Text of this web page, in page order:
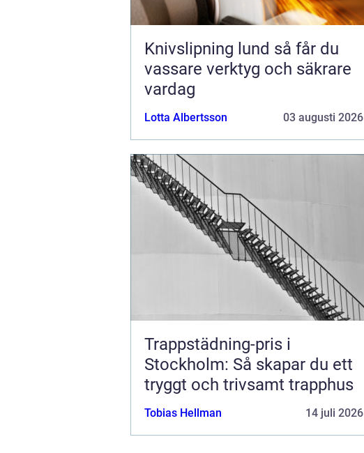
Knivslipning lund så får du
vassare verktyg och säkrare
vardag
Lotta Albertsson 03 augusti 2026
Trappstädning-pris i
Stockholm: Så skapar du ett
tryggt och trivsamt trapphus
Tobias Hellman 14 juli 2026